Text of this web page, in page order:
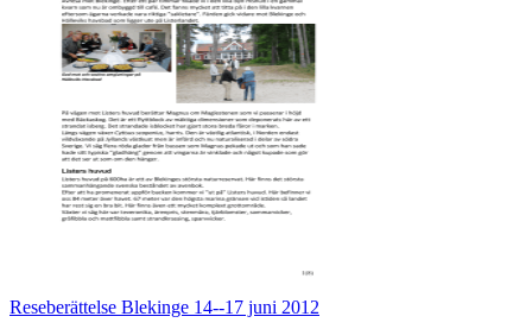
Reseberättelse Blekinge 14-‐17 juni 2012